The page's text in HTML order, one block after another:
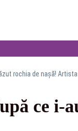
rochia de nașă!
ce i-